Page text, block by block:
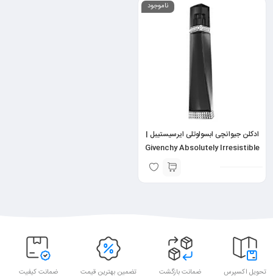
ناموجود
ادکلن جیوانچی ابسولوتلی ایرسیستیبل |
Givenchy Absolutely Irresistible
تحویل اکسپرس ضمانت بازگشت تضمین بهترین قیمت ضمانت کیفیت